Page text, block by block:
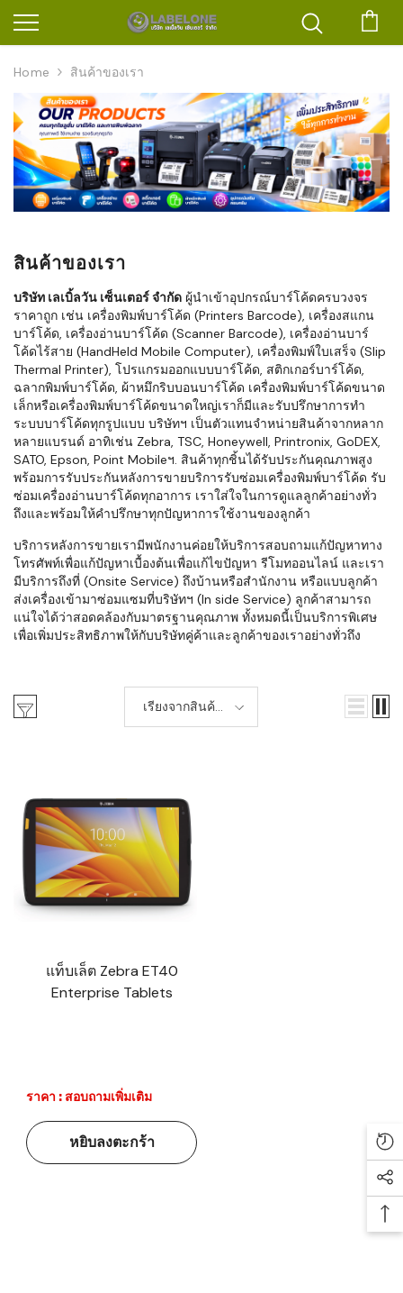
Home สินค้าของเรา
สินค้าของเรา
บริษัท เลเบิ้ลวัน เซ็นเตอร์ จำกัด ผู้นำเข้าอุปกรณ์บาร์โค้ดครบวงจร
ราคาถูก เช่น เครื่องพิมพ์บาร์โค้ด (Printers Barcode), เครื่องสแกน
บาร์โค้ด, เครื่องอ่านบาร์โค้ด (Scanner Barcode), เครื่องอ่านบาร์
โค้ดไร้สาย (HandHeld Mobile Computer), เครื่องพิมพ์ใบเสร็จ (Slip
Thermal Printer), โปรแกรมออกแบบบาร์โค้ด, สติกเกอร์บาร์โค้ด,
ฉลากพิมพ์บาร์โค้ด, ผ้าหมึกริบบอนบาร์โค้ด เครื่องพิมพ์บาร์โค้ดขนาด
เล็กหรือเครื่องพิมพ์บาร์โค้ดขนาดใหญ่เราก็มีและรับปรึกษาการทำ
ระบบบาร์โค้ดทุกรูปแบบ บริษัทฯ เป็นตัวแทนจำหน่ายสินค้าจากหลาก
หลายแบรนด์ อาทิเช่น Zebra, TSC, Honeywell, Printronix, GoDEX,
SATO, Epson, Point Mobileฯ. สินค้าทุกชิ้นได้รับประกันคุณภาพสูง
พร้อมการรับประกันหลังการขายบริการรับซ่อมเครื่องพิมพ์บาร์โค้ด รับ
ซ่อมเครื่องอ่านบาร์โค้ดทุกอาการ เราใส่ใจในการดูแลลูกค้าอย่างทั่ว
ถึงและพร้อมให้คำปรึกษาทุกปัญหาการใช้งานของลูกค้า
บริการหลังการขายเรามีพนักงานค่อยให้บริการสอบถามแก้ปัญหาทาง
โทรศัพท์เพื่อแก้ปัญหาเบื้องต้นเพื่อแก้ไขปัญหา รีโมทออนไลน์ และเรา
มีบริการถึงที่ (Onsite Service) ถึงบ้านหรือสำนักงาน หรือแบบลูกค้า
ส่งเครื่องเข้ามาซ่อมแซมที่บริษัทฯ (In side Service) ลูกค้าสามารถ
แน่ใจได้ว่าสอดคล้องกับมาตรฐานคุณภาพ ทั้งหมดนี้เป็นบริการพิเศษ
เพื่อเพิ่มประสิทธิภาพให้กับบริษัทคู่ค้าและลูกค้าของเราอย่างทั่วถึง
เรียงจากสินค้า
ใหม่-เก่า
แท็บเล็ต Zebra ET40
Enterprise Tablets
ราคา : สอบถามเพิ่มเติม
หยิบลงตะกร้า